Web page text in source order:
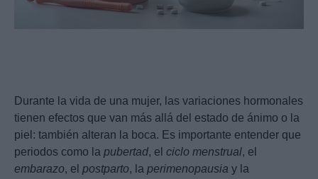
Durante la vida de una mujer, las variaciones hormonales
tienen efectos que van más allá del estado de ánimo o la
piel: también alteran la boca. Es importante entender que
periodos como la pubertad, el ciclo menstrual, el
embarazo, el postparto, la perimenopausia y la